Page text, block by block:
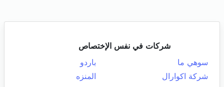
شركات في نفس الإختصاص
سوهي ما
باردو
شركة اكوارال
المنزه